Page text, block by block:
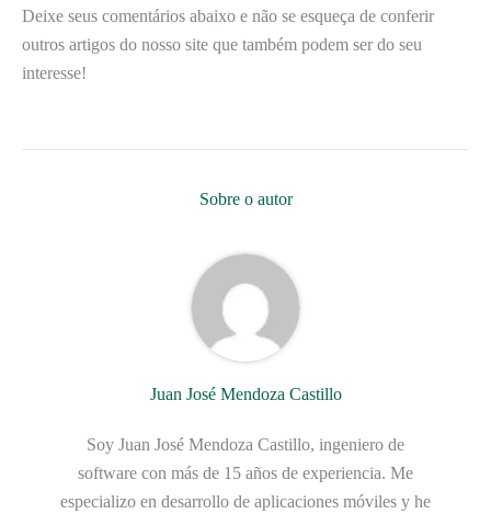
Deixe seus comentários abaixo e não se esqueça de conferir
outros artigos do nosso site que também podem ser do seu
interesse!
Sobre o autor
Juan José Mendoza Castillo
Soy Juan José Mendoza Castillo, ingeniero de
software con más de 15 años de experiencia. Me
especializo en desarrollo de aplicaciones móviles y he